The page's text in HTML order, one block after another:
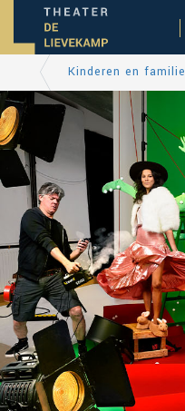
Kinderen en familie